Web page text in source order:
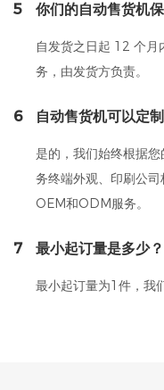
5 你们的自动售货机
自发货之日起 12 个月
务，由发货方负责。
6 自动售货机可以定
是的，我们始终根据
务终端外观、印刷公
OEM和ODM服务。
7 最小起订量是多少？
最小起订量为1件，我